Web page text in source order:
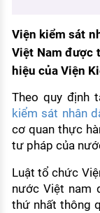
NHÂN SỰ
TUYỂN DỤNG
Viện kiểm sát
Việt Nam được
hiệu của Viện
Theo quy định
kiểm sát nhân
cơ quan thực
tư pháp của
Luật tổ chức
nước Việt nam
thứ nhất thông